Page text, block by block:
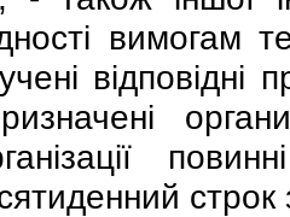
вимогам
вiдповiднi